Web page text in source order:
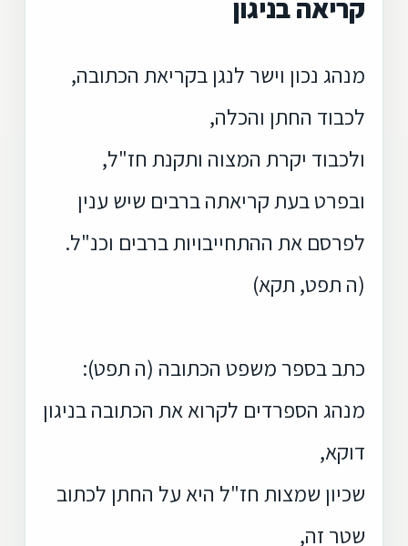
קריאה בניגון
מנהג נכון וישר לנגן בקריאת הכתובה,
לכבוד החתן והכלה,
ולכבוד יקרת המצוה ותקנת חז"ל,
ובפרט בעת קריאתה ברבים שיש ענין
לפרסם את ההתחייבויות ברבים וכנ"ל.
(ה תפט, תקא)
כתב בספר משפט הכתובה (ה תפט):
מנהג הספרדים לקרוא את הכתובה בניגון
דוקא,
שכיון שמצות חז"ל היא על החתן לכתוב
שטר זה,